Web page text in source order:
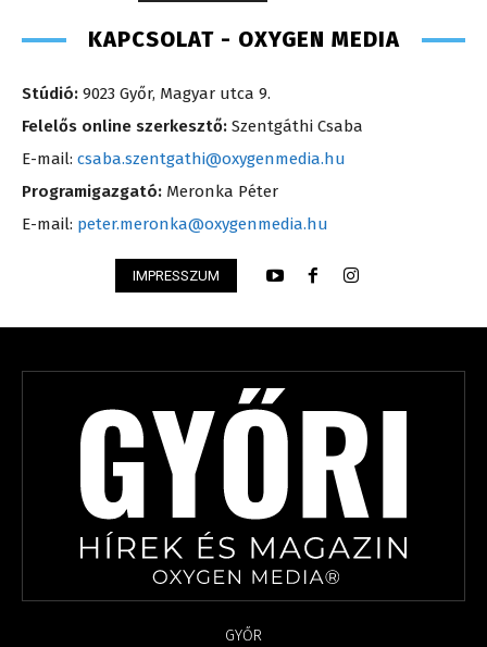
KAPCSOLAT - OXYGEN MEDIA
Stúdió: 9023 Győr, Magyar utca 9.
Felelős online szerkesztő: Szentgáthi Csaba
E-mail: csaba.szentgathi@oxygenmedia.hu
Programigazgató: Meronka Péter
E-mail: peter.meronka@oxygenmedia.hu
IMPRESSZUM
GYŐR